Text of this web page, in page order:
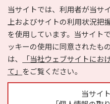
当サイトでは、利用者が当サ
上およびサイトの利用状況把
を使用しています。当サイト
ッキーの使用に同意されたも
は、
「当社ウェブサイトに
て」 をご覧ください。
当サイ
e-NAVITA（イーナビタ）とは？
利用規約
個人情報の取り
サイトマップ
広告掲